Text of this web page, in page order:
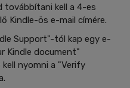
továbbítani kell a 4-es
Kindle-ös e-mail címére.
Support"-tól kap egy e-
Kindle document"
nyomni a "Verify